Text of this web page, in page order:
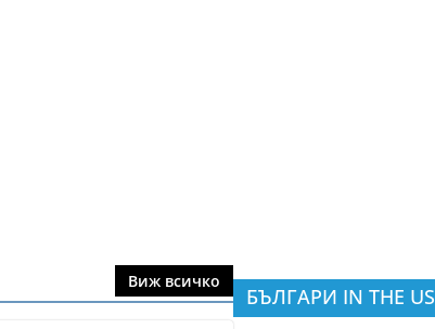
Виж всичко
БЪЛГАРИ IN THE US